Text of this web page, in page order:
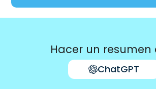
Hacer un resumen
ChatGPT